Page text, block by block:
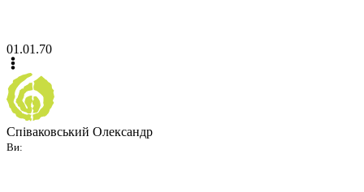
01.01.70
Співаковський Олександр
Ви: